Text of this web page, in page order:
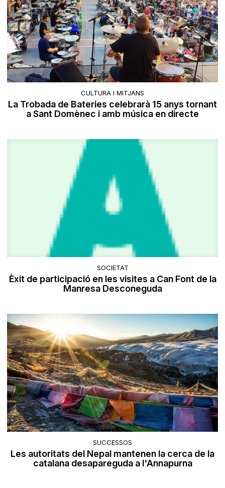
CULTURA I MITJANS
La Trobada de Bateries celebrarà 15 anys tornant
a Sant Domènec i amb música en directe
SOCIETAT
Èxit de participació en les visites a Can Font de la
Manresa Desconeguda
SUCCESSOS
Les autoritats del Nepal mantenen la cerca de la
catalana desapareguda a l'Annapurna